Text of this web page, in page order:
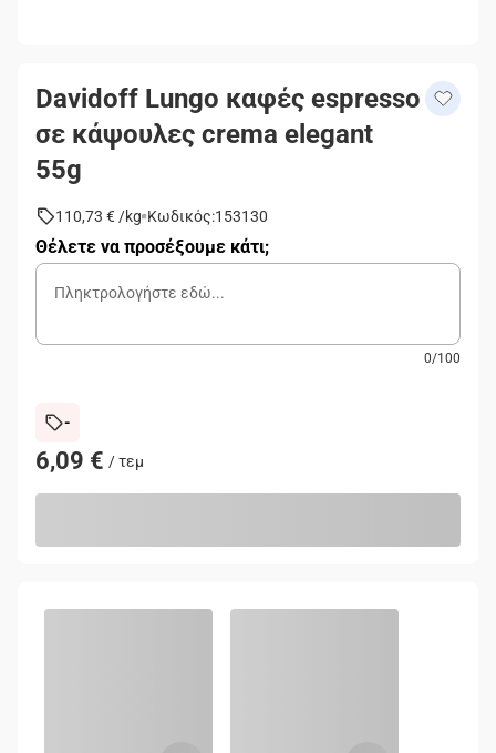
Davidoff Lungo καφές espresso
σε κάψουλες crema elegant
55g
110,73 € /kg Κωδικός:153130
Θέλετε να προσέξουμε κάτι;
0/100
-
6,09 € /τεμ